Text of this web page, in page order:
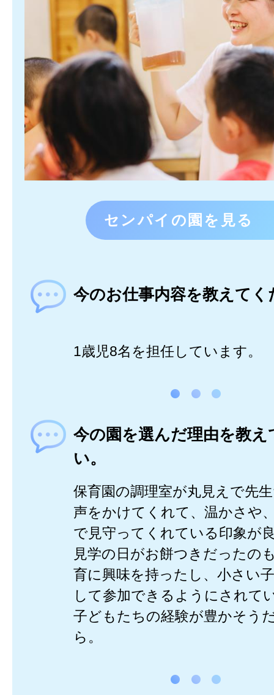
センパイの園を見る
今のお仕事内容を教えてく
1歳児8名を担任しています。
今の園を選んだ理由を教え
い。
保育園の調理室が丸見えで先
声をかけてくれて、温かさや
で見守ってくれている印象が
見学の日がお餅つきだったの
育に興味を持ったし、小さい
して参加できるようにされて
子どもたちの経験が豊かそう
ら。